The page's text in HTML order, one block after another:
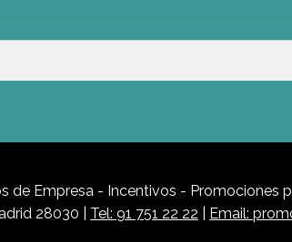
de Empresa - Incentivos - Promociones
28030 | Tel: 91 751 22 22
Email: